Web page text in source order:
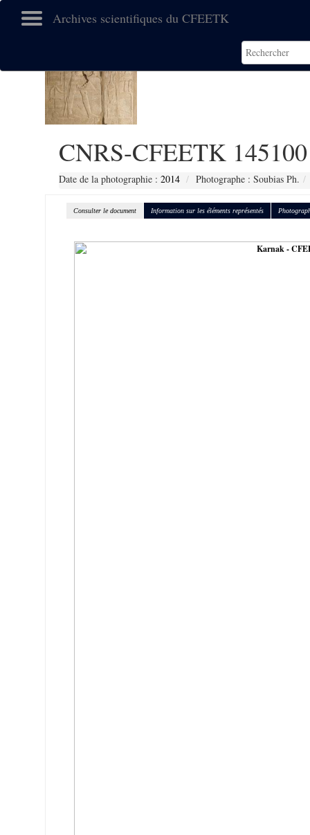
Archives scientifiques du CFEETK
CNRS-CFEETK 145100
Date de la photographie : 2014 Photographe : Soubias Ph.
Consulter le document Information sur les éléments représentés